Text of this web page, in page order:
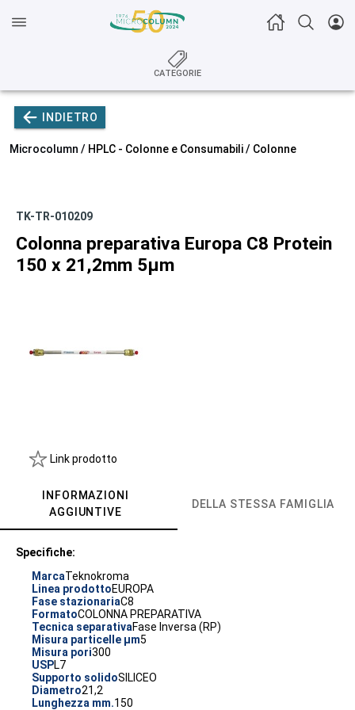
CATEGORIE
INDIETRO
Microcolumn / HPLC - Colonne e Consumabili/ Colonne
TK-TR-010209
Colonna preparativa Europa C8 Protein
150 x 21,2mm 5µm
Link prodotto
INFORMAZIONI
AGGIUNTIVE
DELLA STESSA FAMIGLIA
Specifiche:
MarcaTeknokroma
Linea prodottoEUROPA
Fase stazionariaC8
FormatoCOLONNA PREPARATIVA
Tecnica separativaFase Inversa (RP)
Misura particelle µm5
Misura pori300
USPL7
Supporto solidoSILICEO
Diametro21,2
Lunghezza mm.150